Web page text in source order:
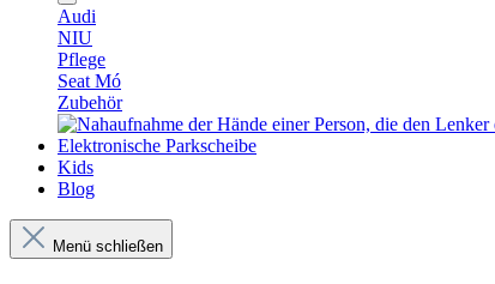
Audi
NIU
Pflege
Seat Mó
Zubehör
Elektronische Parkscheibe
Kids
Blog
Menü schließen